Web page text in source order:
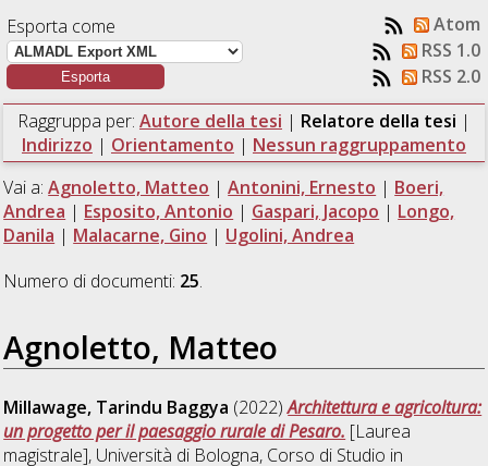
Esporta come
Atom
RSS 1.0
RSS 2.0
Raggruppa per: Autore della tesi | Relatore della tesi |
Indirizzo | Orientamento | Nessun raggruppamento
Vai a:Agnoletto, Matteo |Antonini, Ernesto | Boeri,
Andrea | Esposito, Antonio | Gaspari, Jacopo | Longo,
Danila | Malacarne, Gino | Ugolini, Andrea
Numero di documenti: 25.
Agnoletto, Matteo
Millawage, Tarindu Baggya (2022)Architettura e agricoltura:
un progetto per il paesaggio rurale di Pesaro. [Laurea
magistrale], Università di Bologna, Corso di Studio in